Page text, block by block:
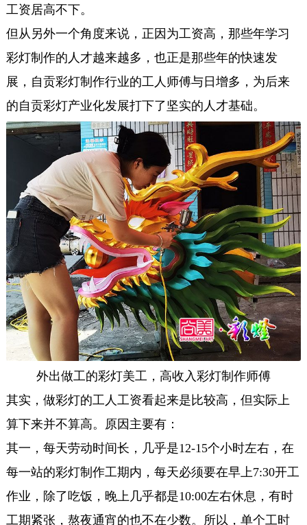
工资居高不下。
但从另外一个角度来说，正因为工资高，那些年学习
彩灯制作的人才越来越多，也正是那些年的快速发
展，自贡彩灯制作行业的工人师傅与日增多，为后来
的自贡彩灯产业化发展打下了坚实的人才基础。
外出做工的彩灯美工，高收入彩灯制作师傅
其实，做彩灯的工人工资看起来是比较高，但实际上
算下来并不算高。原因主要有：
其一，每天劳动时间长，几乎是12-15个小时左右，在
每一站的彩灯制作工期内，每天必须要在早上7:30开工
作业，除了吃饭，晚上几乎都是10:00左右休息，有时
工期紧张，熬夜通宵的也不在少数。所以，单个工时